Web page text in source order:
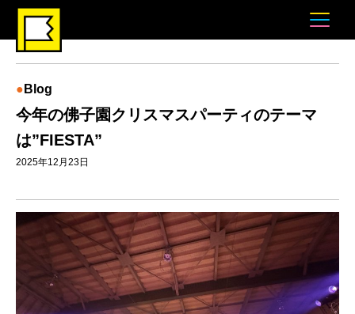
Blog
今年の佛子園クリスマスパーティのテーマ
は”FIESTA”
2025年12月23日